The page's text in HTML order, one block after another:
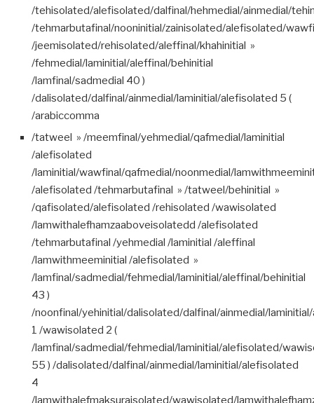
/tehisolated/alefisolated/dalfinal/hehmedial/ainmedial/
/tehmarbutafinal/nooninitial/zainisolated/alefisolated/
/jeemisolated/rehisolated/aleffinal/khahinitial »
/fehmedial/laminitial/aleffinal/behinitial
/lamfinal/sadmedial 40 )
/dalisolated/dalfinal/ainmedial/laminitial/alefisolated 5 (
/arabiccomma
/tatweel » /meemfinal/yehmedial/qafmedial/laminitial
/alefisolated
/laminitial/wawfinal/qafmedial/noonmedial/
/alefisolated /tehmarbutafinal » /tatweel/behinitial »
/qafisolated/alefisolated /rehisolated /wawisolated
/lamwithalefhamzaaboveisolatedd /alefisolated
/tehmarbutafinal /yehmedial /laminitial /aleffinal
/lamwithmeeminitial /alefisolated »
/lamfinal/sadmedial/fehmedial/laminitial/aleffinal/behinitial
43 )
/noonfinal/yehinitial/dalisolated/dalfinal/ainmedial/
1 /wawisolated 2 (
/lamfinal/sadmedial/fehmedial/laminitial/alefisolated/
55 ) /dalisolated/dalfinal/ainmedial/laminitial/alefisolated
4
/lamwithalefmaksuraisolated/wawisolated/